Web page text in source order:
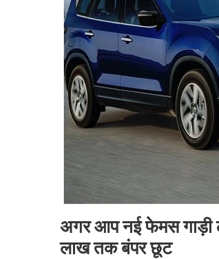
अगर आप नई फेमस गाड़ी
लाख तक बंपर छूट